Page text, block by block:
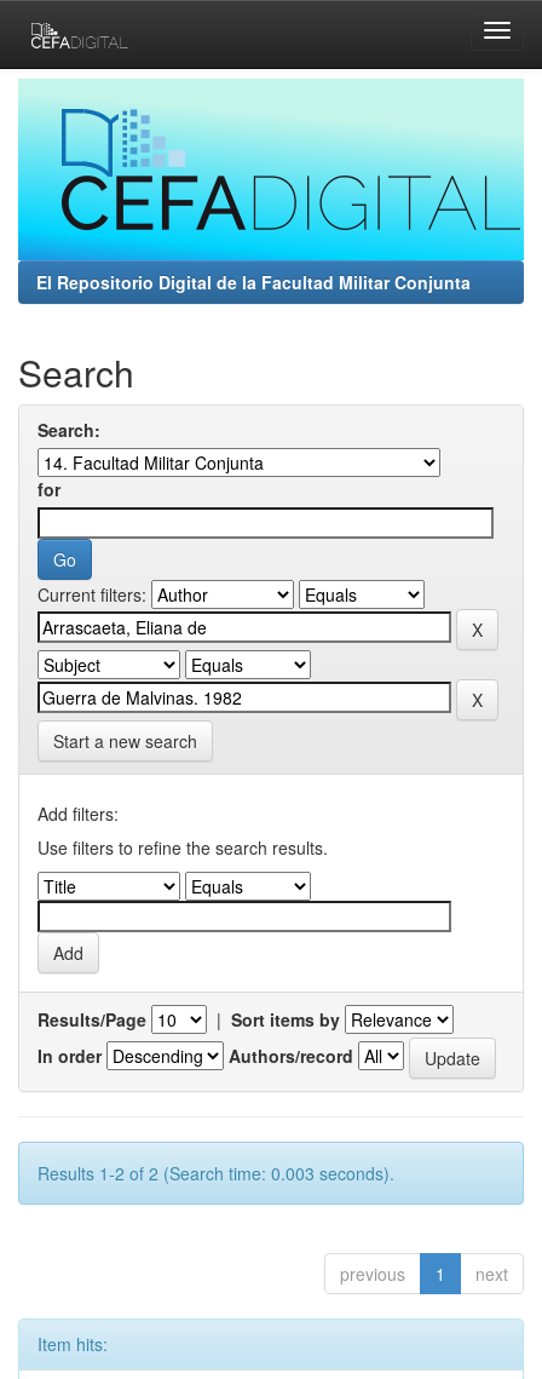
navigation
El Repositorio Digital de la Facultad Militar Conjunta
Search
Search:
for
Current filters:
Start a new search
Add filters:
Use filters to refine the search results.
Results/Page | Sort items by
In order
Authors/record
Results 1-2 of 2 (Search time: 0.003 seconds).
previous 1 next
Item hits: